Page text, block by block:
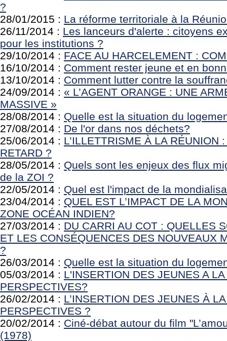
?
28/01/2015 : La réforme territoriale à la
26/11/2014 : Les lanceurs d'alerte : citoyens
pour les institutions ?
29/10/2014 : FACE AU HARCELEMENT :
16/10/2014 : Comment rester jeune et en
13/10/2014 : Comment lutter contre la
24/09/2014 : « L’AGENT ORANGE : UNE
MASSIVE »
28/08/2014 : Quelle est la situation du
27/08/2014 : De l'or dans nos déchets?
25/06/2014 : L’ILLETTRISME À LA RÉUNION
RETARD ?
28/05/2014 : Quels sont les enjeux des flux
de la ZOI ?
22/05/2014 : Quel est l'impact de la
23/04/2014 : QUEL EST L’IMPACT DE LA
ZONE OCÉAN INDIEN?
27/03/2014 : DU CARRI AU COT : QUELLES
ET LES CONSÉQUENCES DES NOUVEAUX
?
26/03/2014 : Quelle est la situation du
05/03/2014 : L'INSERTION DES JEUNES A
PERSPECTIVES?
26/02/2014 : L’INSERTION DES JEUNES À
PERSPECTIVES ?
20/02/2014 : Ciné-débat autour du film
(1978)